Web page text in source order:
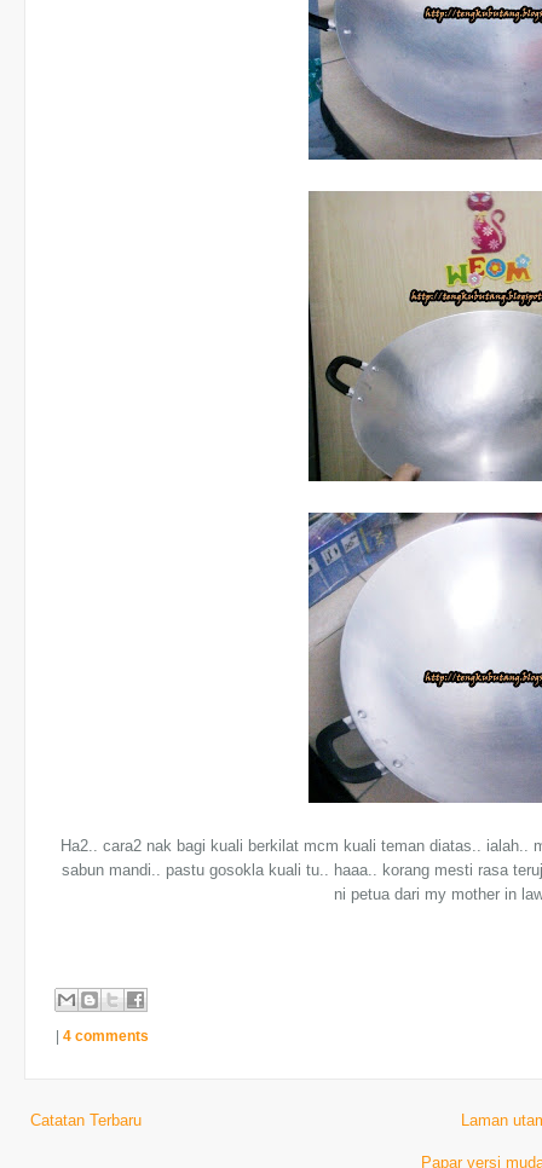
Ha2.. cara2 nak bagi kuali berkilat mcm kuali teman diatas..
sabun mandi.. pastu gosokla kuali tu.. haaa.. korang mesti rasa
ni petua dari my mother in
| 4 comments
Catatan Terbaru Laman
Papar versi